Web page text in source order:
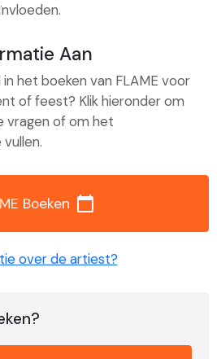
Aan
het boeken van FLAME voor
of feest? Klik hieronder om
vragen of om het
Boeken calendar_today
over de artiest?